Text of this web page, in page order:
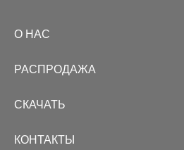
О НАС
РАСПРОДАЖА
СКАЧАТЬ
КОНТАКТЫ